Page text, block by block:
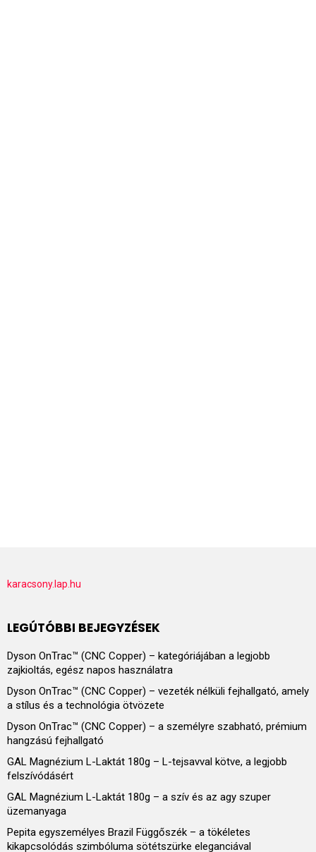
karacsony.lap.hu
LEGÚTÓBBI BEJEGYZÉSEK
Dyson OnTrac™ (CNC Copper) – kategóriájában a legjobb
zajkioltás, egész napos használatra
Dyson OnTrac™ (CNC Copper) – vezeték nélküli fejhallgató, amely
a stílus és a technológia ötvözete
Dyson OnTrac™ (CNC Copper) – a személyre szabható, prémium
hangzású fejhallgató
GAL Magnézium L-Laktát 180g – L-tejsavval kötve, a legjobb
felszívódásért
GAL Magnézium L-Laktát 180g – a szív és az agy szuper
üzemanyaga
Pepita egyszemélyes Brazil Függőszék – a tökéletes
kikapcsolódás szimbóluma sötétszürke eleganciával